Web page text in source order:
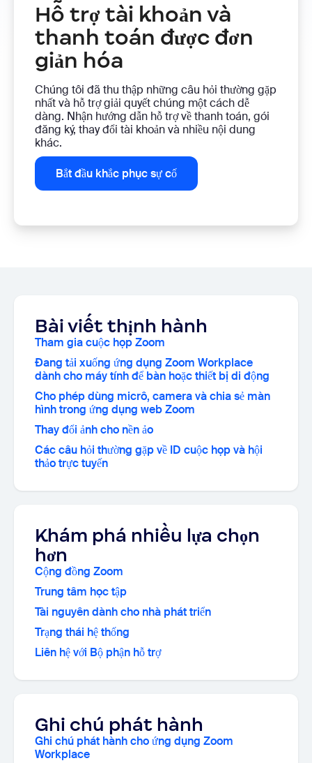
Hỗ trợ tài khoản và
thanh toán được đơn
giản hóa
Chúng tôi đã thu thập những câu hỏi thường gặp
nhất và hỗ trợ giải quyết chúng một cách dễ
dàng. Nhận hướng dẫn hỗ trợ về thanh toán, gói
đăng ký, thay đổi tài khoản và nhiều nội dung
khác.
Bắt đầu khắc phục sự cố
Bài viết thịnh hành
Tham gia cuộc họp Zoom
Đang tải xuống ứng dụng Zoom Workplace
dành cho máy tính để bàn hoặc thiết bị di động
Cho phép dùng micrô, camera và chia sẻ màn
hình trong ứng dụng web Zoom
Thay đổi ảnh cho nền ảo
Các câu hỏi thường gặp về ID cuộc họp và hội
thảo trực tuyến
Khám phá nhiều lựa chọn
hơn
Cộng đồng Zoom
Trung tâm học tập
Tài nguyên dành cho nhà phát triển
Trạng thái hệ thống
Liên hệ với Bộ phận hỗ trợ
Ghi chú phát hành
Ghi chú phát hành cho ứng dụng Zoom
Workplace